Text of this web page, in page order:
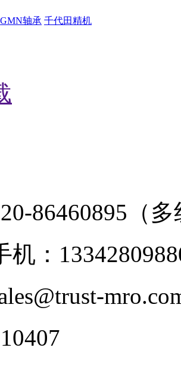
GMN轴承 千代田精机
86460895（
机：